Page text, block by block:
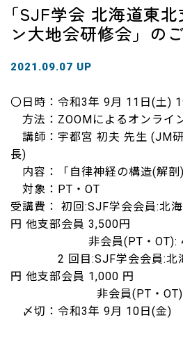
｢SJF学会 北海道東
ン大地会研修会」の
2021.09.07 UP
〇日時：令和3年 9月 11日(土)
方法：ZOOMによるオンライ
講師：宇都宮 初夫 先生 (JM
長)
内容：「自律神経の構造(解剖
対象：PT・OT
受講費： 初回:SJF学会会員:北
円 他支部会員 3,500円
非会員(PT・OT):
2 回目:SJF学会会員:北海
円 他支部会員 1,000 円
非会員(PT・OT):
〆切：令和3年 9月 10日(金)